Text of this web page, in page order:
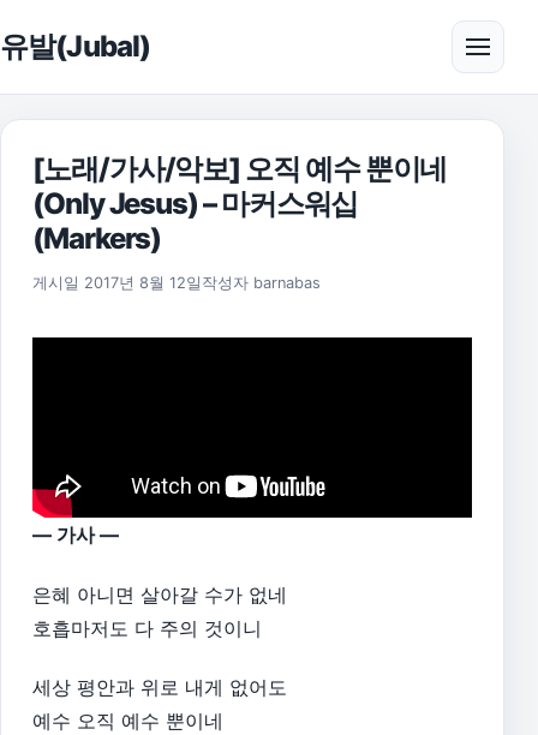
유발(Jubal) 메뉴
[노래/가사/악보] 오직 예수 뿐이네
(Only Jesus) – 마커스워십
(Markers)
게시일 2017년 8월 12일 2025년 11월 18일
작성자 barnabas
— 가사 —
은혜 아니면 살아갈 수가 없네
호흡마저도 다 주의 것이니
세상 평안과 위로 내게 없어도
예수 오직 예수 뿐이네